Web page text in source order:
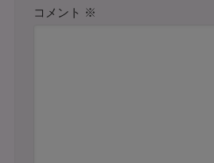
コメント ※